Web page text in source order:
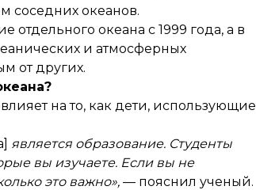
соседних океанов.
океана с 1999 года, а в
и атмосферных
от других.
на то, как дети, использующие
является образование. Студенты
вы изучаете. Если вы не
это важно», — пояснил ученый.